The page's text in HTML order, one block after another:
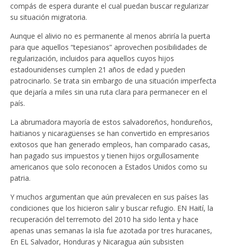
compás de espera durante el cual puedan buscar regularizar
su situación migratoria.
Aunque el alivio no es permanente al menos abriría la puerta
para que aquellos “tepesianos” aprovechen posibilidades de
regularización, incluidos para aquellos cuyos hijos
estadounidenses cumplen 21 años de edad y pueden
patrocinarlo. Se trata sin embargo de una situación imperfecta
que dejaría a miles sin una ruta clara para permanecer en el
país.
La abrumadora mayoría de estos salvadoreños, hondureños,
haitianos y nicaragüenses se han convertido en empresarios
exitosos que han generado empleos, han comparado casas,
han pagado sus impuestos y tienen hijos orgullosamente
americanos que solo reconocen a Estados Unidos como su
patria.
Y muchos argumentan que aún prevalecen en sus países las
condiciones que los hicieron salir y buscar refugio. EN Haití, la
recuperación del terremoto del 2010 ha sido lenta y hace
apenas unas semanas la isla fue azotada por tres huracanes,
En EL Salvador, Honduras y Nicaragua aún subsisten